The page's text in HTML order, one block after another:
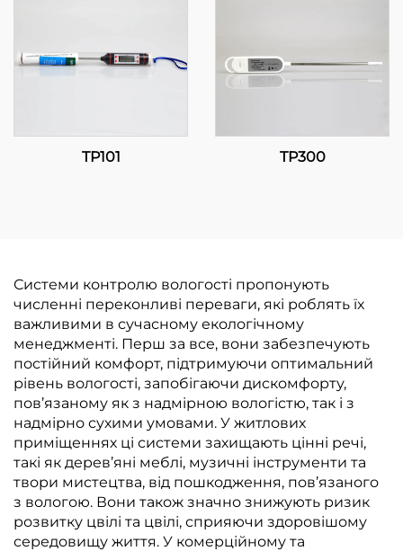
TP101 TP300
Системи контролю вологості пропонують
численні переконливі переваги, які роблять їх
важливими в сучасному екологічному
менеджменті. Перш за все, вони забезпечують
постійний комфорт, підтримуючи оптимальний
рівень вологості, запобігаючи дискомфорту,
пов’язаному як з надмірною вологістю, так і з
надмірно сухими умовами. У житлових
приміщеннях ці системи захищають цінні речі,
такі як дерев’яні меблі, музичні інструменти та
твори мистецтва, від пошкодження, пов’язаного
з вологою. Вони також значно знижують ризик
розвитку цвілі та цвілі, сприяючи здоровішому
середовищу життя. У комерційному та